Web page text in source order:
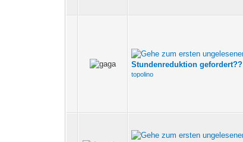
Stundenreduktion gefordert??
topolino